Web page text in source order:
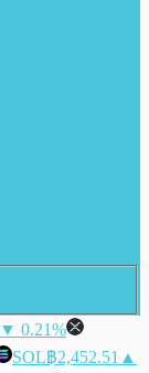
▼ 0.21%
SOL฿2,452.51 ▲